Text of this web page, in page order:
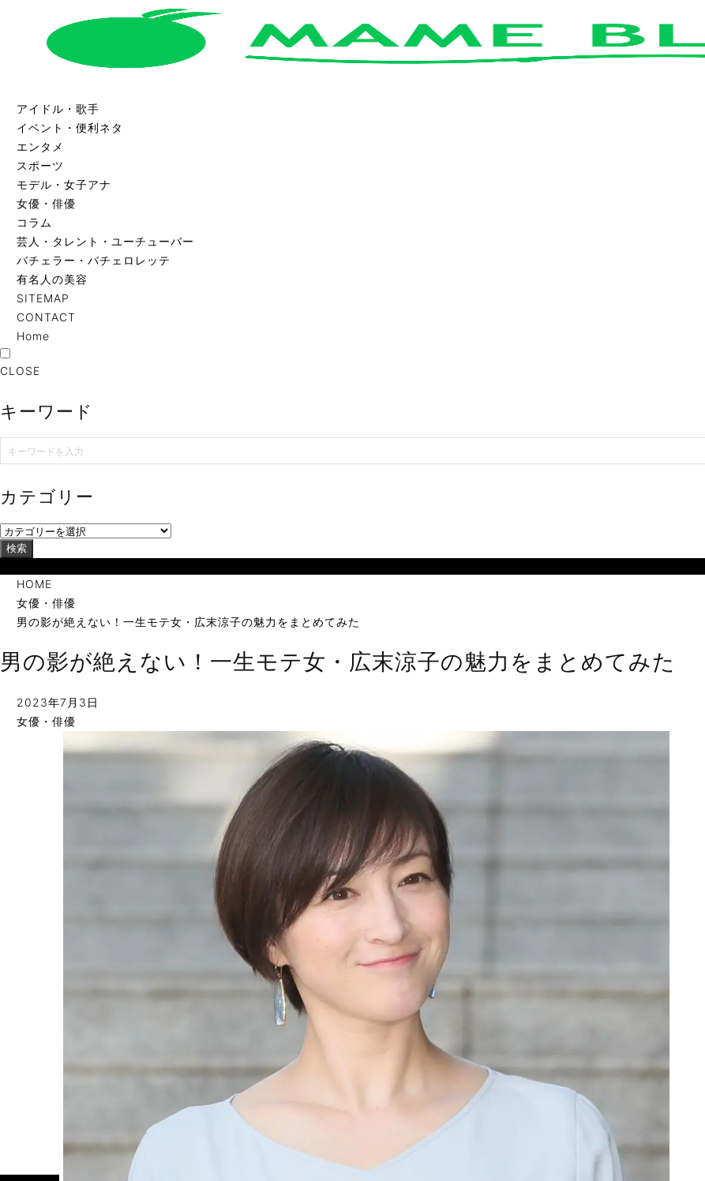
アイドル・歌手
イベント・便利ネタ
エンタメ
スポーツ
モデル・女子アナ
女優・俳優
コラム
芸人・タレント・ユーチューバー
バチェラー・バチェロレッテ
有名人の美容
SITEMAP
CONTACT
Home
CLOSE
キーワード
カテゴリー
検索
HOME
女優・俳優
男の影が絶えない！一生モテ女・広末涼子の魅力をまとめてみた
男の影が絶えない！一生モテ女・広末涼子の魅力をまとめてみた
2023年7月3日
女優・俳優